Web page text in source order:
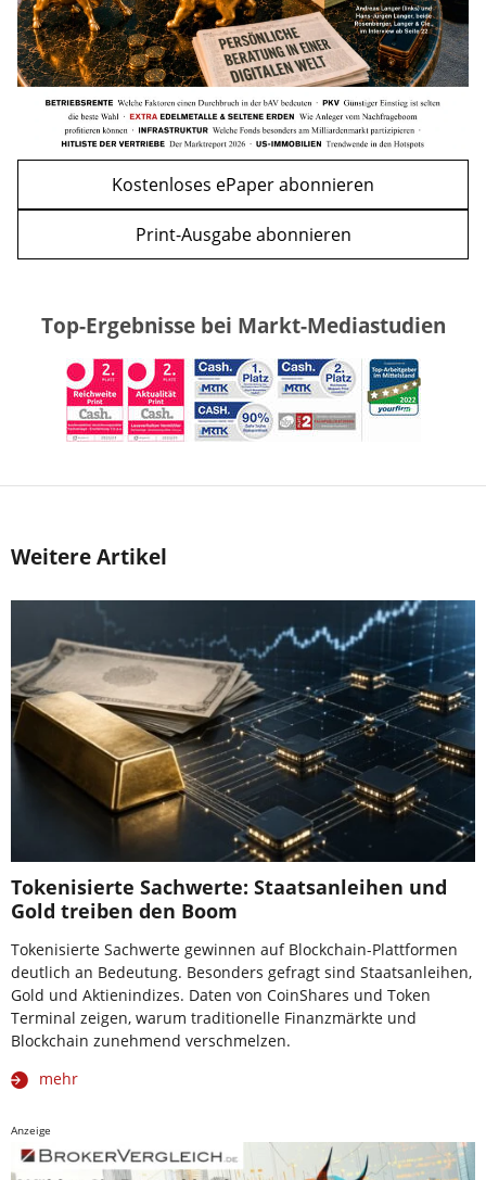
Kostenloses ePaper abonnieren
Print-Ausgabe abonnieren
Top-Ergebnisse bei Markt-Mediastudien
Weitere Artikel
Tokenisierte Sachwerte: Staatsanleihen und
Gold treiben den Boom
Tokenisierte Sachwerte gewinnen auf Blockchain-Plattformen
deutlich an Bedeutung. Besonders gefragt sind Staatsanleihen,
Gold und Aktienindizes. Daten von CoinShares und Token
Terminal zeigen, warum traditionelle Finanzmärkte und
Blockchain zunehmend verschmelzen.
mehr
Anzeige